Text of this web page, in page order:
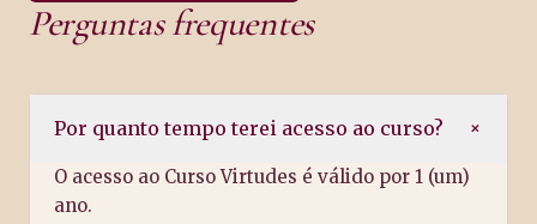
Perguntas frequentes
Por quanto tempo terei acesso ao curso? +
O acesso ao Curso Virtudes é válido por 1 (um)
ano.